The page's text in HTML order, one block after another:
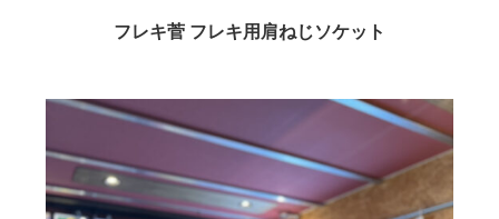
CVTケーブル(8)
同軸ケーブル(11)
エコケーブル
フレキ菅 フレキ用肩ねじソケット